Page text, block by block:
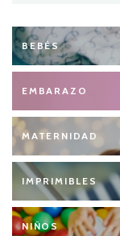
BEBÉS
EMBARAZO
MATERNIDAD
IMPRIMIBLES
NIÑOS